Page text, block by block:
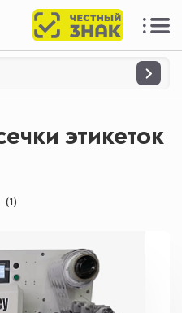
этикеток
(1)